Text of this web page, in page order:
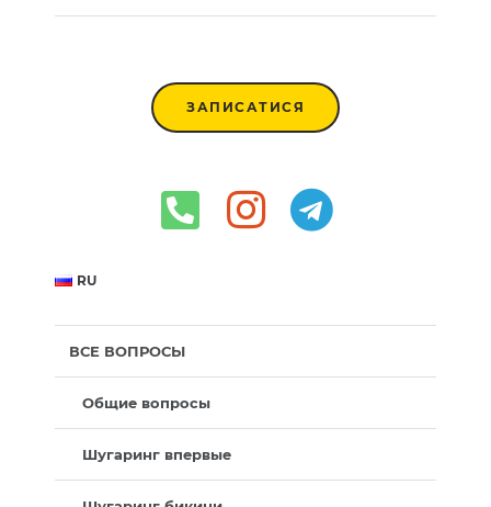
ЗАПИСАТИСЯ
RU
ВСЕ ВОПРОСЫ
Общие вопросы
Шугаринг впервые